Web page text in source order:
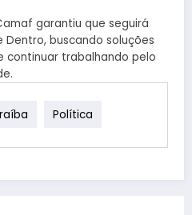
garantiu que seguirá
buscando soluções
continuar trabalhando pelo
Política